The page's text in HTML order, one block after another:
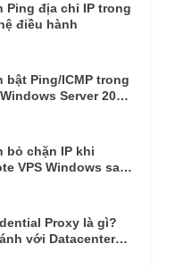
Ping địa chỉ IP trong
điều hành
bật Ping/ICMP trong
Server 2016
bỏ chặn IP khi
VPS Windows sai
Proxy là gì?
với Datacenter